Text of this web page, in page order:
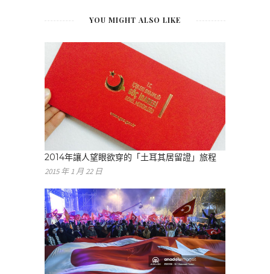
YOU MIGHT ALSO LIKE
2014年讓人望眼欲穿的「土耳其居留證」旅程
2015 年 1 月 22 日